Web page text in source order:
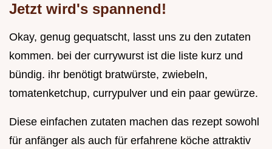
Jetzt wird's spannend!
Okay, genug gequatscht, lasst uns zu den zutaten
kommen. bei der currywurst ist die liste kurz und
bündig. ihr benötigt bratwürste, zwiebeln,
tomatenketchup, currypulver und ein paar gewürze.
Diese einfachen zutaten machen das rezept sowohl
für anfänger als auch für erfahrene köche attraktiv